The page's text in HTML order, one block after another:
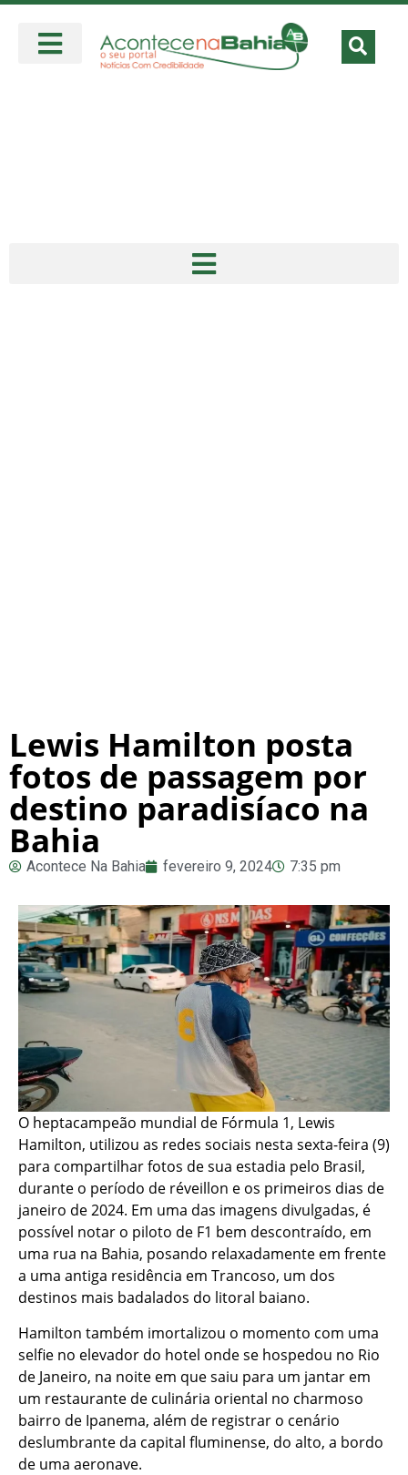
Lewis Hamilton posta
fotos de passagem por
destino paradisíaco na
Bahia
Acontece Na Bahia fevereiro 9, 2024 7:35 pm
O heptacampeão mundial de Fórmula 1, Lewis
Hamilton, utilizou as redes sociais nesta sexta-feira (9)
para compartilhar fotos de sua estadia pelo Brasil,
durante o período de réveillon e os primeiros dias de
janeiro de 2024. Em uma das imagens divulgadas, é
possível notar o piloto de F1 bem descontraído, em
uma rua na Bahia, posando relaxadamente em frente
a uma antiga residência em Trancoso, um dos
destinos mais badalados do litoral baiano.
Hamilton também imortalizou o momento com uma
selfie no elevador do hotel onde se hospedou no Rio
de Janeiro, na noite em que saiu para um jantar em
um restaurante de culinária oriental no charmoso
bairro de Ipanema, além de registrar o cenário
deslumbrante da capital fluminense, do alto, a bordo
de uma aeronave.